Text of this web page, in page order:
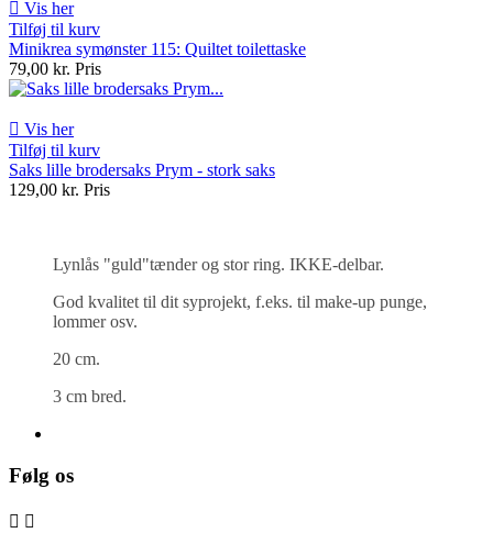
 Vis her
Tilføj til kurv
Minikrea symønster 115: Quiltet toilettaske
79,00 kr. Pris
 Vis her
Tilføj til kurv
Saks lille brodersaks Prym - stork saks
129,00 kr. Pris
Lynlås "guld"tænder og stor ring. IKKE-delbar.
God kvalitet til dit syprojekt, f.eks. til make-up punge,
lommer osv.
20 cm.
3 cm bred.
Følg os
 